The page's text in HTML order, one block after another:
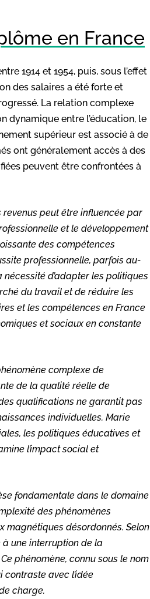
en France
1914 et 1954, puis, sous l’effet
des salaires a été forte et
La relation complexe
dynamique entre l’éducation, le
supérieur est associé à de
ont généralement accès à des
peuvent être confrontées à
peut être influencée par
et le développement
des compétences
professionnelle, parfois au-
d’adapter les politiques
du travail et de réduire les
et les compétences en France
et sociaux en constante
complexe de
de la qualité réelle de
qualifications ne garantit pas
individuelles. Marie
les politiques éducatives et
l’impact social et
fondamentale dans le domaine
des phénomènes
magnétiques désordonnés. Selon
à une interruption de la
phénomène, connu sous le nom
avec l’idée
charge.